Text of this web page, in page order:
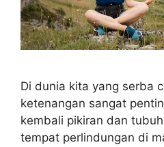
Di dunia kita yang serba
ketenangan sangat
kembali pikiran dan
tempat perlindungan di